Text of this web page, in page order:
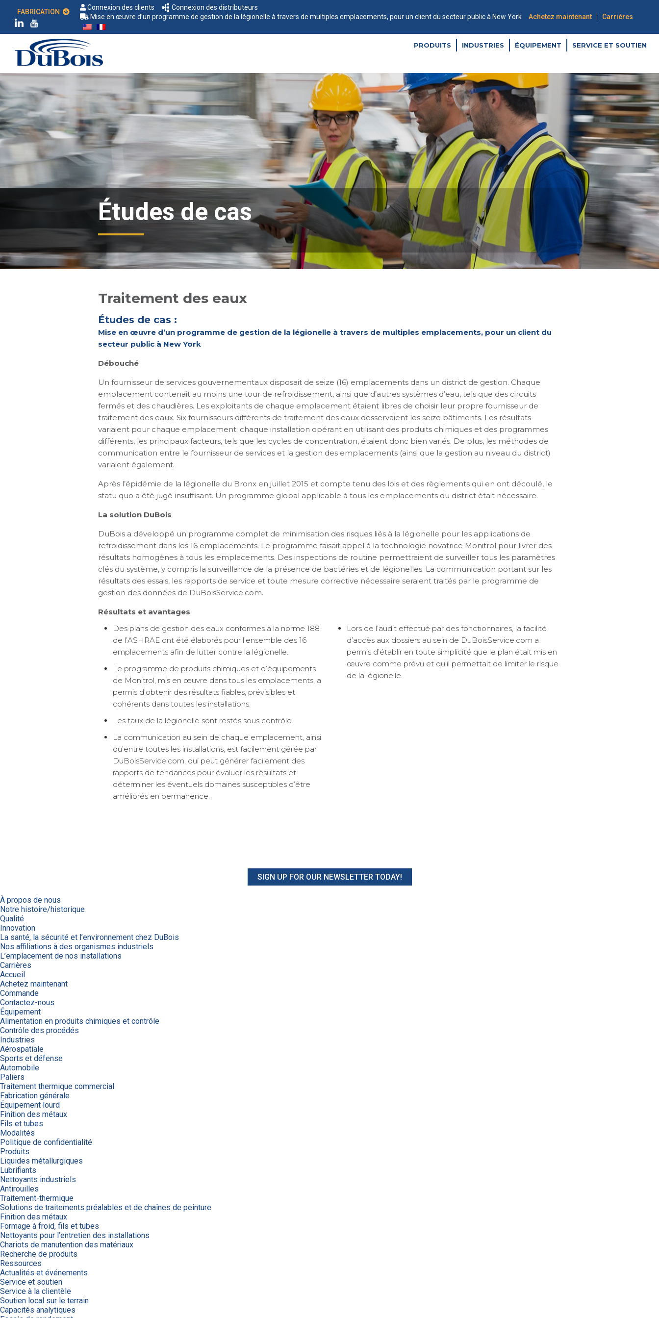
Connexion des clients
Connexion des distributeurs
Mise en œuvre d’un programme de gestion de la légionelle à travers de multiples emplacements, pour un client du secteur public à New York
Achetez maintenant | Carrières
PRODUITS INDUSTRIES ÉQUIPEMENT SERVICE ET SOUTIEN
Études de cas
Traitement des eaux
Études de cas :
Mise en œuvre d’un programme de gestion de la légionelle à travers de multiples emplacements, pour un client du
secteur public à New York
Débouché
Un fournisseur de services gouvernementaux disposait de seize (16) emplacements dans un district de gestion. Chaque
emplacement contenait au moins une tour de refroidissement, ainsi que d’autres systèmes d’eau, tels que des circuits
fermés et des chaudières. Les exploitants de chaque emplacement étaient libres de choisir leur propre fournisseur de
traitement des eaux. Six fournisseurs différents de traitement des eaux desservaient les seize bâtiments. Les résultats
variaient pour chaque emplacement; chaque installation opérant en utilisant des produits chimiques et des programmes
différents, les principaux facteurs, tels que les cycles de concentration, étaient donc bien variés. De plus, les méthodes de
communication entre le fournisseur de services et la gestion des emplacements (ainsi que la gestion au niveau du district)
variaient également.
Après l’épidémie de la légionelle du Bronx en juillet 2015 et compte tenu des lois et des règlements qui en ont découlé, le
statu quo a été jugé insuffisant. Un programme global applicable à tous les emplacements du district était nécessaire.
La solution DuBois
DuBois a développé un programme complet de minimisation des risques liés à la légionelle pour les applications de
refroidissement dans les 16 emplacements. Le programme faisait appel à la technologie novatrice Monitrol pour livrer des
résultats homogènes à tous les emplacements. Des inspections de routine permettraient de surveiller tous les paramètres
clés du système, y compris la surveillance de la présence de bactéries et de légionelles. La communication portant sur les
résultats des essais, les rapports de service et toute mesure corrective nécessaire seraient traités par le programme de
gestion des données de DuBoisService.com.
Résultats et avantages
Des plans de gestion des eaux conformes à la norme 188
de l’ASHRAE ont été élaborés pour l’ensemble des 16
emplacements afin de lutter contre la légionelle.
Le programme de produits chimiques et d’équipements
de Monitrol, mis en œuvre dans tous les emplacements, a
permis d’obtenir des résultats fiables, prévisibles et
cohérents dans toutes les installations.
Les taux de la légionelle sont restés sous contrôle.
La communication au sein de chaque emplacement, ainsi
qu’entre toutes les installations, est facilement gérée par
DuBoisService.com, qui peut générer facilement des
rapports de tendances pour évaluer les résultats et
déterminer les éventuels domaines susceptibles d’être
améliorés en permanence.
Lors de l’audit effectué par des fonctionnaires, la facilité
d’accès aux dossiers au sein de DuBoisService.com a
permis d’établir en toute simplicité que le plan était mis en
œuvre comme prévu et qu’il permettait de limiter le risque
de la légionelle.
SIGN UP FOR OUR NEWSLETTER TODAY!
À propos de nous
Notre histoire/historique
Qualité
Innovation
La santé, la sécurité et l’environnement chez DuBois
Nos affiliations à des organismes industriels
L’emplacement de nos installations
Carrières
Accueil
Achetez maintenant
Commande
Contactez-nous
Équipement
Alimentation en produits chimiques et contrôle
Contrôle des procédés
Industries
Aérospatiale
Sports et défense
Automobile
Paliers
Traitement thermique commercial
Fabrication générale
Équipement lourd
Finition des métaux
Fils et tubes
Modalités
Politique de confidentialité
Produits
Liquides métallurgiques
Lubrifiants
Nettoyants industriels
Antirouilles
Traitement-thermique
Solutions de traitements préalables et de chaînes de peinture
Finition des métaux
Formage à froid, fils et tubes
Nettoyants pour l’entretien des installations
Chariots de manutention des matériaux
Recherche de produits
Ressources
Actualités et événements
Service et soutien
Service à la clientèle
Soutien local sur le terrain
Capacités analytiques